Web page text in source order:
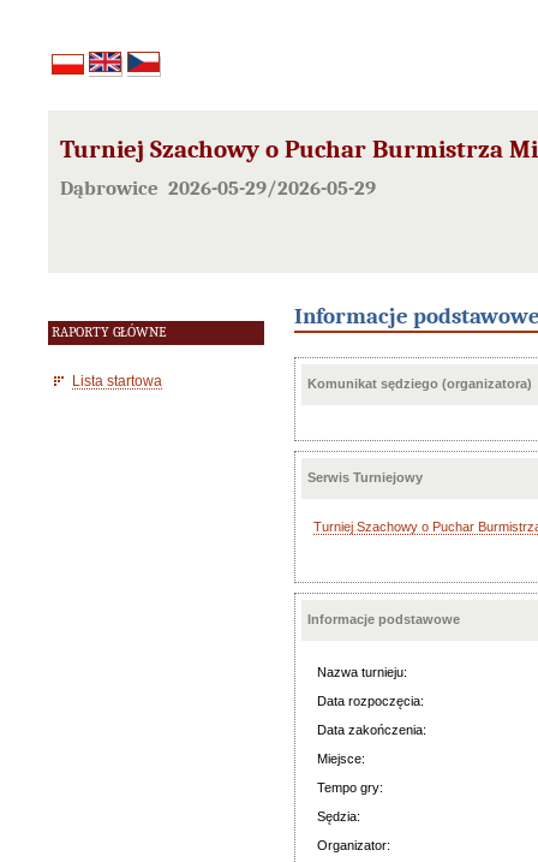
Turniej Szachowy o Puchar Burmistrza
Dąbrowice 2026-05-29/2026-05-29
RAPORTY GŁÓWNE
Lista startowa
Informacje
Komunikat sędziego (organizatora)
Serwis Turniejowy
Turniej Szachowy o Puchar
Informacje podstawowe
Nazwa turnieju:
Data rozpoczęcia:
Data zakończenia:
Miejsce:
Tempo gry:
Sędzia:
Organizator: